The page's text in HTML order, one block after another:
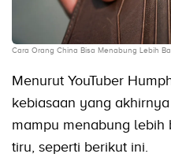
Cara Orang China Bisa Menabung Lebih
Menurut YouTuber
kebiasaan yang
mampu menabung lebih
tiru, seperti berikut ini.